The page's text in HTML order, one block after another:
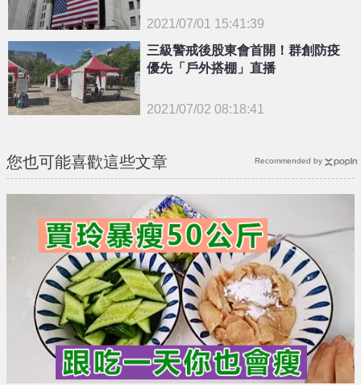
{PLAYICON}
2021/07/01 15:41:39
三級警戒後股東會首開！群創防疫
優先「戶外搭棚」直播
2021/07/02 08:18:41
您也可能喜歡這些文章 Recommended by